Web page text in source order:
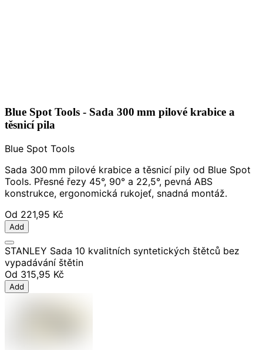
Blue Spot Tools - Sada 300 mm pilové krabice a
těsnicí pila
Blue Spot Tools
Sada 300 mm pilové krabice a těsnicí pily od Blue Spot
Tools. Přesné řezy 45°, 90° a 22,5°, pevná ABS
konstrukce, ergonomická rukojeť, snadná montáž.
Od 221,95 Kč
Add
STANLEY Sada 10 kvalitních syntetických štětců bez
vypadávání štětin
Od 315,95 Kč
Add